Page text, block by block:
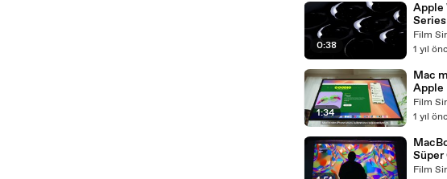
0:38
Apple
Film
1 yıl
1:34
Mac
Apple
Film
1 yıl
Süper
M4
Film